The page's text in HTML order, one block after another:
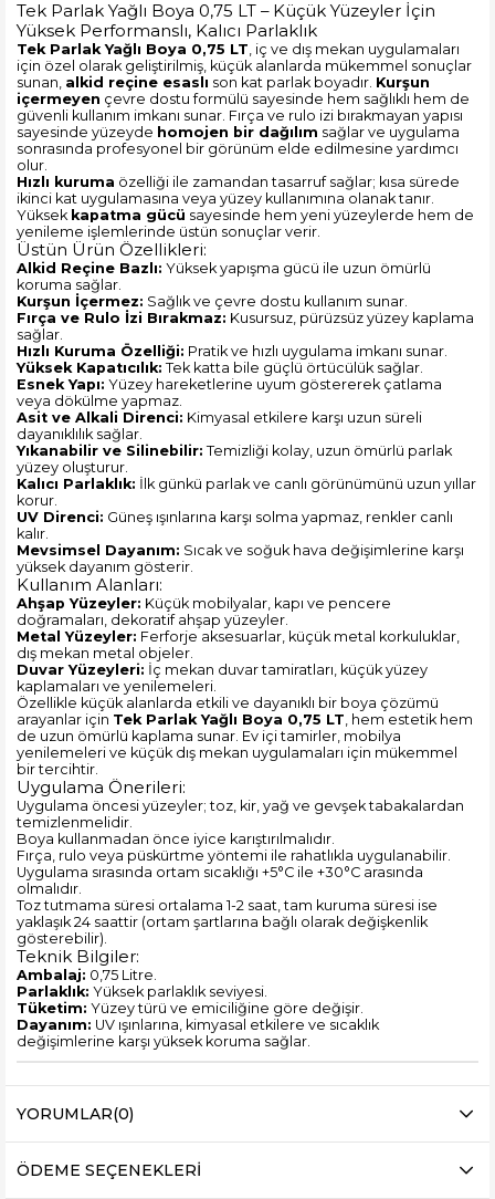
Tek Parlak Yağlı Boya 0,75 LT – Küçük Yüzeyler İçin
Yüksek Performanslı, Kalıcı Parlaklık
Tek Parlak Yağlı Boya 0,75 LT, iç ve dış mekan uygulamaları
için özel olarak geliştirilmiş, küçük alanlarda mükemmel sonuçlar
sunan, alkid reçine esaslı son kat parlak boyadır. Kurşun
içermeyen çevre dostu formülü sayesinde hem sağlıklı hem de
güvenli kullanım imkanı sunar. Fırça ve rulo izi bırakmayan yapısı
sayesinde yüzeyde homojen bir dağılım sağlar ve uygulama
sonrasında profesyonel bir görünüm elde edilmesine yardımcı
olur.
Hızlı kuruma özelliği ile zamandan tasarruf sağlar; kısa sürede
ikinci kat uygulamasına veya yüzey kullanımına olanak tanır.
Yüksek kapatma gücü sayesinde hem yeni yüzeylerde hem de
yenileme işlemlerinde üstün sonuçlar verir.
Üstün Ürün Özellikleri:
Alkid Reçine Bazlı: Yüksek yapışma gücü ile uzun ömürlü
koruma sağlar.
Kurşun İçermez: Sağlık ve çevre dostu kullanım sunar.
Fırça ve Rulo İzi Bırakmaz: Kusursuz, pürüzsüz yüzey kaplama
sağlar.
Hızlı Kuruma Özelliği: Pratik ve hızlı uygulama imkanı sunar.
Yüksek Kapatıcılık: Tek katta bile güçlü örtücülük sağlar.
Esnek Yapı: Yüzey hareketlerine uyum göstererek çatlama
veya dökülme yapmaz.
Asit ve Alkali Direnci: Kimyasal etkilere karşı uzun süreli
dayanıklılık sağlar.
Yıkanabilir ve Silinebilir: Temizliği kolay, uzun ömürlü parlak
yüzey oluşturur.
Kalıcı Parlaklık: İlk günkü parlak ve canlı görünümünü uzun yıllar
korur.
UV Direnci: Güneş ışınlarına karşı solma yapmaz, renkler canlı
kalır.
Mevsimsel Dayanım: Sıcak ve soğuk hava değişimlerine karşı
yüksek dayanım gösterir.
Kullanım Alanları:
Ahşap Yüzeyler: Küçük mobilyalar, kapı ve pencere
doğramaları, dekoratif ahşap yüzeyler.
Metal Yüzeyler: Ferforje aksesuarlar, küçük metal korkuluklar,
dış mekan metal objeler.
Duvar Yüzeyleri: İç mekan duvar tamiratları, küçük yüzey
kaplamaları ve yenilemeleri.
Özellikle küçük alanlarda etkili ve dayanıklı bir boya çözümü
arayanlar için Tek Parlak Yağlı Boya 0,75 LT, hem estetik hem
de uzun ömürlü kaplama sunar. Ev içi tamirler, mobilya
yenilemeleri ve küçük dış mekan uygulamaları için mükemmel
bir tercihtir.
Uygulama Önerileri:
Uygulama öncesi yüzeyler; toz, kir, yağ ve gevşek tabakalardan
temizlenmelidir.
Boya kullanmadan önce iyice karıştırılmalıdır.
Fırça, rulo veya püskürtme yöntemi ile rahatlıkla uygulanabilir.
Uygulama sırasında ortam sıcaklığı +5°C ile +30°C arasında
olmalıdır.
Toz tutmama süresi ortalama 1-2 saat, tam kuruma süresi ise
yaklaşık 24 saattir (ortam şartlarına bağlı olarak değişkenlik
gösterebilir).
Teknik Bilgiler:
Ambalaj: 0,75 Litre.
Parlaklık: Yüksek parlaklık seviyesi.
Tüketim: Yüzey türü ve emiciliğine göre değişir.
Dayanım: UV ışınlarına, kimyasal etkilere ve sıcaklık
değişimlerine karşı yüksek koruma sağlar.
YORUMLAR(0)
ÖDEME SEÇENEKLERI